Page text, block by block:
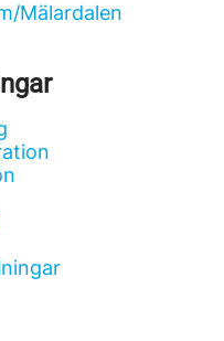
Mälardalen